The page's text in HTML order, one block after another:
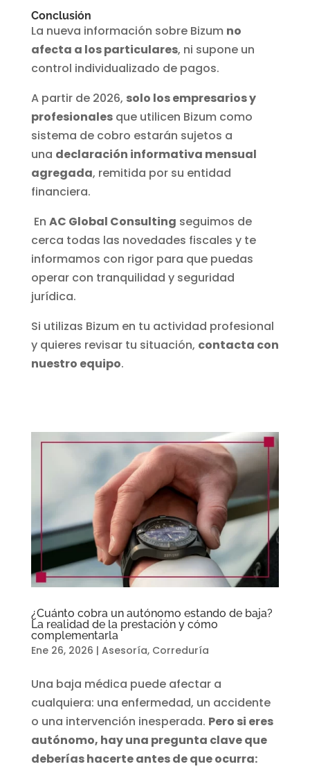
Conclusión
La nueva información sobre Bizum no
afecta a los particulares, ni supone un
control individualizado de pagos.
A partir de 2026, solo los empresarios y
profesionalesque utilicen Bizum como
sistema de cobro estarán sujetos a
una declaración informativa mensual
agregada, remitida por su entidad
financiera.
En AC Global Consulting seguimos de
cerca todas las novedades fiscales y te
informamos con rigor para que puedas
operar con tranquilidad y seguridad
jurídica.
Si utilizas Bizum en tu actividad profesional
y quieres revisar tu situación, contacta con
nuestro equipo.
¿Cuánto cobra un autónomo estando de baja?
La realidad de la prestación y cómo
complementarla
Ene 26, 2026 | Asesoría, Correduría
Una baja médica puede afectar a
cualquiera: una enfermedad, un accidente
o una intervención inesperada. Pero si eres
autónomo, hay una pregunta clave que
deberías hacerte antes de que ocurra: